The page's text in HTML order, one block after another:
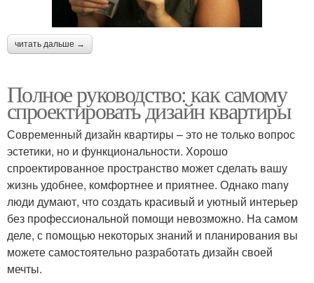
читать дальше →
Полное руководство: как самому
спроектировать дизайн квартиры
Современный дизайн квартиры – это не только вопрос
эстетики, но и функциональности. Хорошо
спроектированное пространство может сделать вашу
жизнь удобнее, комфортнее и приятнее. Однако many
люди думают, что создать красивый и уютный интерьер
без профессиональной помощи невозможно. На самом
деле, с помощью некоторых знаний и планирования вы
можете самостоятельно разработать дизайн своей
мечты.